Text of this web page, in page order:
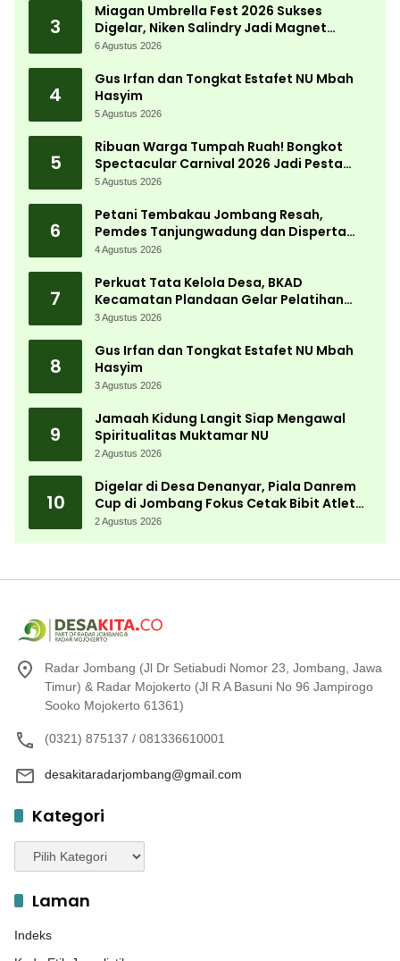
3
Miagan Umbrella Fest 2026 Sukses
Digelar, Niken Salindry Jadi Magnet
Ribuan Pengunjung
6 Agustus 2026
4
Gus Irfan dan Tongkat Estafet NU Mbah
Hasyim
5 Agustus 2026
5
Ribuan Warga Tumpah Ruah! Bongkot
Spectacular Carnival 2026 Jadi Pesta
Kemerdekaan Terbesar di Peterongan
5 Agustus 2026
6
Petani Tembakau Jombang Resah,
Pemdes Tanjungwadung dan Disperta
Bergerak Cepat
4 Agustus 2026
7
Perkuat Tata Kelola Desa, BKAD
Kecamatan Plandaan Gelar Pelatihan
Aparatur Pemdes
3 Agustus 2026
8
Gus Irfan dan Tongkat Estafet NU Mbah
Hasyim
3 Agustus 2026
9
Jamaah Kidung Langit Siap Mengawal
Spiritualitas Muktamar NU
2 Agustus 2026
10
Digelar di Desa Denanyar, Piala Danrem
Cup di Jombang Fokus Cetak Bibit Atlet
Menembak Berprestasi
2 Agustus 2026
Radar Jombang (Jl Dr Setiabudi Nomor 23, Jombang, Jawa
Timur) & Radar Mojokerto (Jl R A Basuni No 96 Jampirogo
Sooko Mojokerto 61361)
(0321) 875137 / 081336610001
desakitaradarjombang@gmail.com
Kategori
Kategori
Laman
Indeks